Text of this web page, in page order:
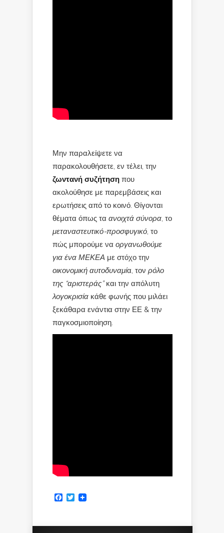
Μην παραλείψετε να
παρακολουθήσετε, εν τέλει, την
ζωντανή συζήτηση που
ακολούθησε με παρεμβάσεις και
ερωτήσεις από το κοινό. Θίγονται
θέματα όπως τα ανοιχτά σύνορα, το
μεταναστευτικό-προσφυγικό, το
πώς μπορούμε να οργανωθούμε
για ένα ΜΕΚΕΑ με στόχο την
οικονομική αυτοδυναμία, τον ρόλο
της “αριστεράς”και την απόλυτη
λογοκρισία κάθε φωνής που μιλάει
ξεκάθαρα ενάντια στην ΕΕ & την
παγκοσμιοποίηση.
Facebook
Twitter